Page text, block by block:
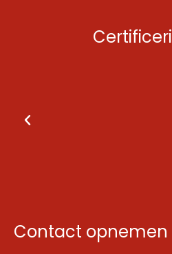
Contact opnemen